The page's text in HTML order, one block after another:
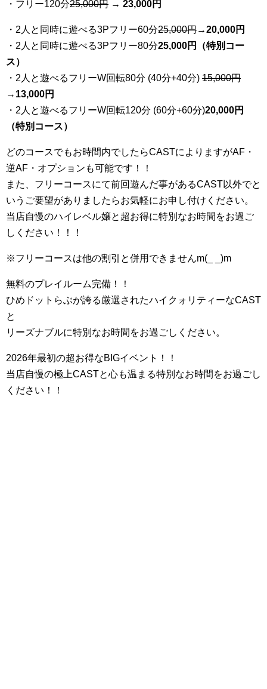
・フリー120分25,000円 → 23,000円
・2人と同時に遊べる3Pフリー60分25,000円→20,000円
・2人と同時に遊べる3Pフリー80分25,000円（特別コー
ス）
・2人と遊べるフリーW回転80分 (40分+40分) 15,000円
→ 13,000円
・2人と遊べるフリーW回転120分 (60分+60分)20,000円
（特別コース）
どのコースでもお時間内でしたらCASTによりますがAF・
逆AF・オプションも可能です！！
また、フリーコースにて前回遊んだ事があるCAST以外でと
いうご要望がありましたらお気軽にお申し付けください。
当店自慢のハイレベル嬢と超お得に特別なお時間をお過ご
しください！！！
※フリーコースは他の割引と併用できませんm(_ _)m
無料のプレイルーム完備！！
ひめドットらぶが誇る厳選されたハイクォリティーなCAST
と
リーズナブルに特別なお時間をお過ごしください。
2026年最初の超お得なBIGイベント！！
当店自慢の極上CASTと心も温まる特別なお時間をお過ごし
ください！！